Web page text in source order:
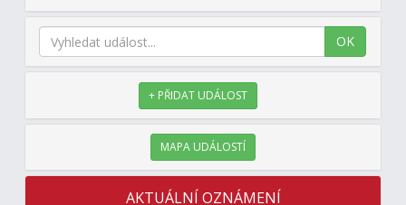
OK
+ PŘIDAT UDÁLOST
MAPA UDÁLOSTÍ
AKTUÁLNÍ OZNÁMENÍ